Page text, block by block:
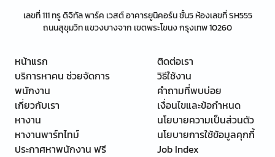
เลขที่ 111 ทรู ดิจิทัล พาร์ค เวสต์ อาคารยูนิคอร์น ชั้น5 ห้องเลขที่ SH555
ถนนสุขุมวิท แขวงบางจาก เขตพระโขนง กรุงเทพ 10260
หน้าแรก
บริการหาคน ช่วยจัดการ
พนักงาน
เกี่ยวกับเรา
หางาน
หางานพาร์ทไทม์
ประกาศหาพนักงาน ฟรี
ติดต่อเรา
วิธีใช้งาน
คำถามที่พบบ่อย
เงื่อนไขและข้อกำหนด
นโยบายความเป็นส่วนตัว
นโยบายการใช้ข้อมูลคุกกี้
Job Index